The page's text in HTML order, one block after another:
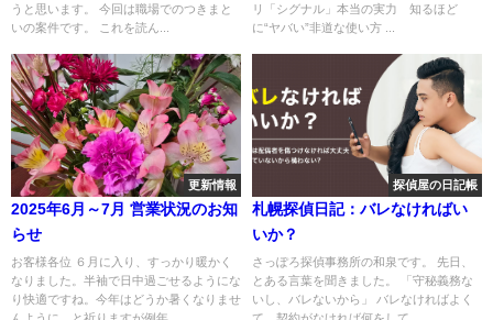
うと思います。 今回は職場でのつきまと
いの案件です。 これを読ん...
リ「シグナル」本当の実力 知るほど
に“ヤバい”非道な使い方 ...
更新情報
2025年6月～7月 営業状況のお知
らせ
お客様各位 ６月に入り、すっかり暖かく
なりました。半袖で日中過ごせるようにな
り快適ですね。今年はどうか暑くなりませ
探偵屋の日記帳
札幌探偵日記：バレなければい
いか？
さっぽろ探偵事務所の和泉です。 先日、
とある言葉を聞きました。 「守秘義務な
いし、バレないから」 バレなければよく